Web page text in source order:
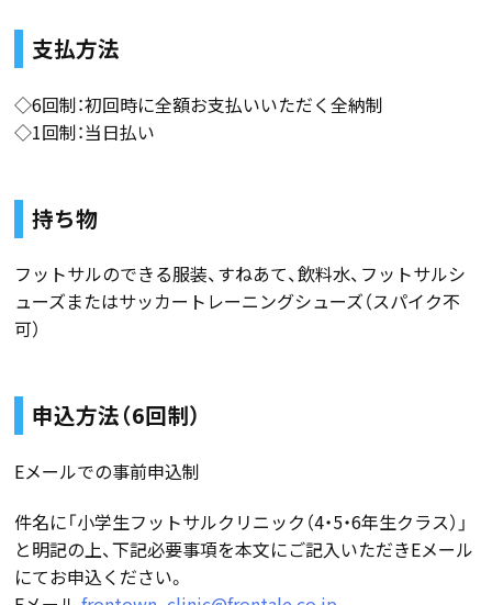
支払方法
◇6回制：初回時に全額お支払いいただく全納制
◇1回制：当日払い
持ち物
フットサルのできる服装、すねあて、飲料水、フットサルシ
ューズまたはサッカートレーニングシューズ（スパイク不
可）
申込方法（6回制）
Eメールでの事前申込制
件名に「小学生フットサルクリニック（4・5・6年生クラス）」
と明記の上、下記必要事項を本文にご記入いただきEメール
にてお申込ください。